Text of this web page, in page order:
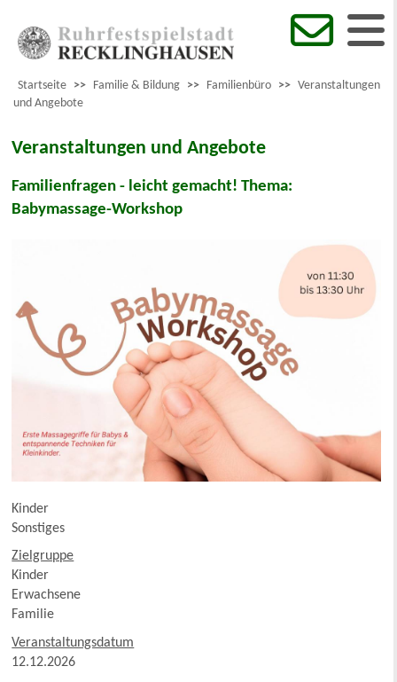
Startseite >> Familie & Bildung >> Familienbüro >> Veranstaltungen
und Angebote
Veranstaltungen und Angebote
Familienfragen - leicht gemacht! Thema:
Babymassage-Workshop
Kinder
Sonstiges
Zielgruppe
Kinder
Erwachsene
Familie
Veranstaltungsdatum
12.12.2026